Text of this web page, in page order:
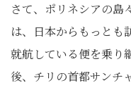
さて、ポリネシアの島
は、日本からもっとも
就航している便を乗り
後、チリの首都サンチ